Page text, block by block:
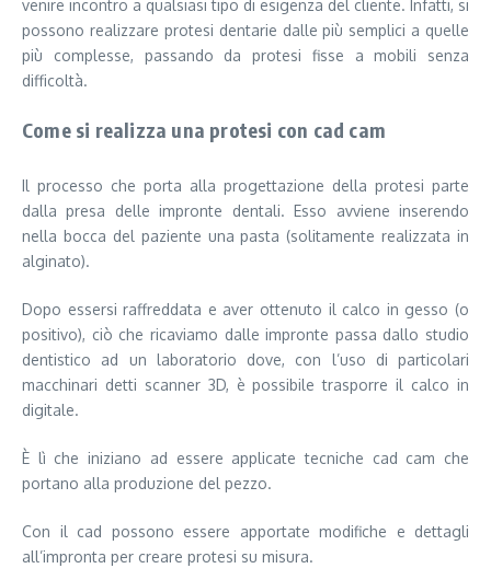
venire incontro a qualsiasi tipo di esigenza del cliente. Infatti, si
possono realizzare protesi dentarie dalle più semplici a quelle
più complesse, passando da protesi fisse a mobili senza
difficoltà.
Come si realizza una protesi con cad cam
Il processo che porta alla progettazione della protesi parte
dalla presa delle impronte dentali. Esso avviene inserendo
nella bocca del paziente una pasta (solitamente realizzata in
alginato).
Dopo essersi raffreddata e aver ottenuto il calco in gesso (o
positivo), ciò che ricaviamo dalle impronte passa dallo studio
dentistico ad un laboratorio dove, con l’uso di particolari
macchinari detti scanner 3D, è possibile trasporre il calco in
digitale.
È lì che iniziano ad essere applicate tecniche cad cam che
portano alla produzione del pezzo.
Con il cad possono essere apportate modifiche e dettagli
all’impronta per creare protesi su misura.